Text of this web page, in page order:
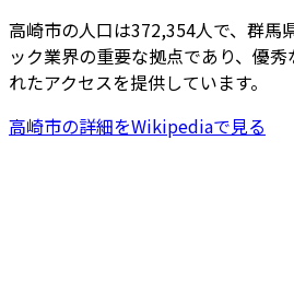
高崎市の人口は372,354人で、 群馬
ック業界の重要な拠点であり、優
れたアクセスを提供しています。
高崎市の詳細をWikipediaで見る